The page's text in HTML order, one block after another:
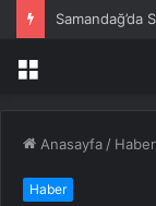
Samandağ’da
Menü
Anasayfa / Haber
Haber